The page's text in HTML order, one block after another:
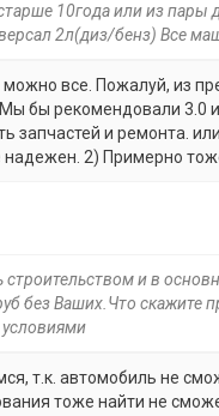
10года или из
2л(диз/бенз) Все
все. Пожалуй, из
бы рекомендовали 3.0
запчастей и ремонта.
надежен. 2) Примерно
строительством и в
без Ваших.Что скажите
т.к. автомобиль не
тоже найти не